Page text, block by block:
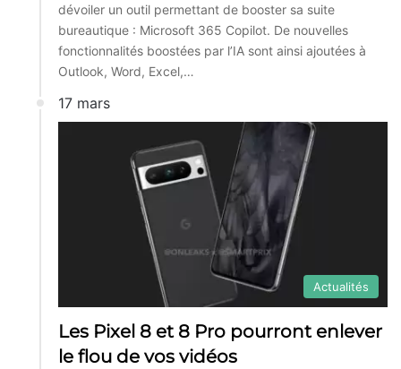
dévoiler un outil permettant de booster sa suite
bureautique : Microsoft 365 Copilot. De nouvelles
fonctionnalités boostées par l’IA sont ainsi ajoutées à
Outlook, Word, Excel,…
17 mars
Actualités
Les Pixel 8 et 8 Pro pourront enlever
le flou de vos vidéos